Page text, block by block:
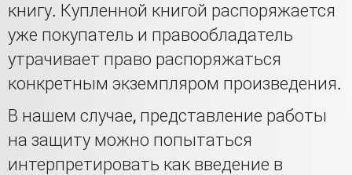
книгу. Купленной книгой распоряжается
уже покупатель и правообладатель
утрачивает право распоряжаться
конкретным экземпляром произведения.
В нашем случае, представление работы
на защиту можно попытаться
интерпретировать как введение в